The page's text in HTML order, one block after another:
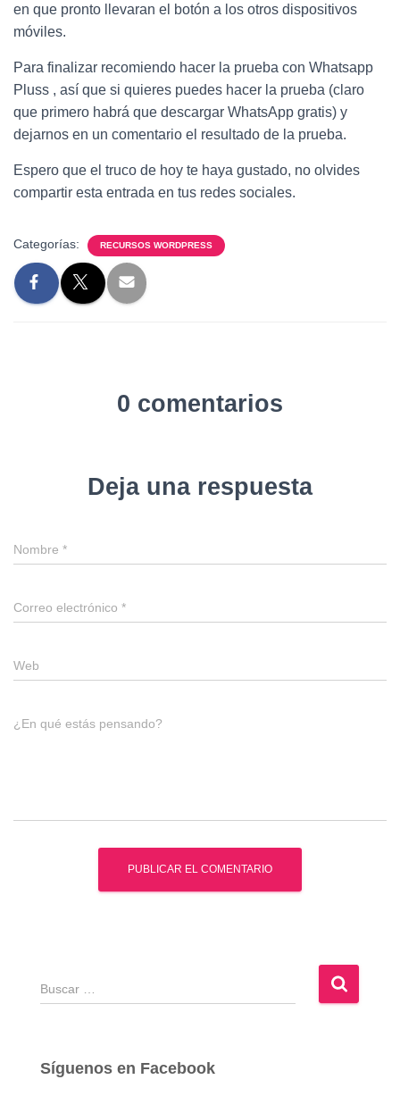
en que pronto llevaran el botón a los otros dispositivos
móviles.
Para finalizar recomiendo hacer la prueba con Whatsapp
Pluss , así que si quieres puedes hacer la prueba (claro
que primero habrá que descargar WhatsApp gratis) y
dejarnos en un comentario el resultado de la prueba.
Espero que el truco de hoy te haya gustado, no olvides
compartir esta entrada en tus redes sociales.
Categorías: RECURSOS WORDPRESS
0 comentarios
Deja una respuesta
Nombre *
Correo electrónico *
Web
¿En qué estás pensando?
B
u
a
Síguenos en Facebook